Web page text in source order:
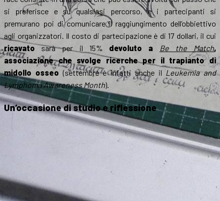
si preferisce e su qualsiasi percorso, e i partecipanti si
premurano poi di comunicare il raggiungimento dell’obbiettivo
agli organizzatori. Il costo di partecipazione è di 17 dollari, il cui
ricavato sarà per il 15% devoluto a Be the Match,
associazione che svolge ricerche per il trapianto di
midollo osseo (settembre è infatti anche il Leukemia and
Lymphoma Awareness Month).
Un’occasione di studio e riflessione